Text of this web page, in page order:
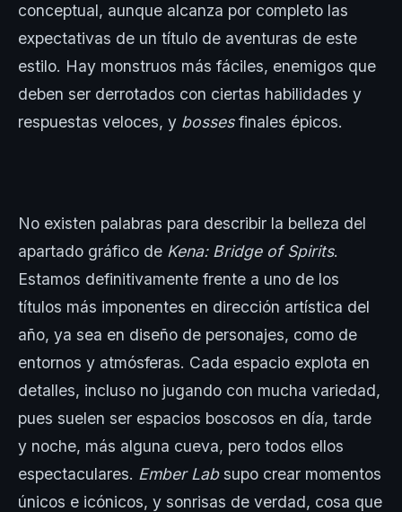
conceptual, aunque alcanza por completo las
expectativas de un título de aventuras de este
estilo. Hay monstruos más fáciles, enemigos que
deben ser derrotados con ciertas habilidades y
respuestas veloces, y bossesfinales épicos.
No existen palabras para describir la belleza del
apartado gráfico de Kena: Bridge of Spirits.
Estamos definitivamente frente a uno de los
títulos más imponentes en dirección artística del
año, ya sea en diseño de personajes, como de
entornos y atmósferas. Cada espacio explota en
detalles, incluso no jugando con mucha variedad,
pues suelen ser espacios boscosos en día, tarde
y noche, más alguna cueva, pero todos ellos
espectaculares. Ember Labsupo crear momentos
únicos e icónicos, y sonrisas de verdad, cosa que